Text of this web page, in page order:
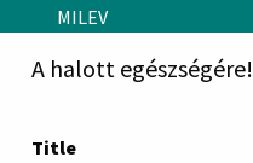
Skip to main content
MILEV
A halott egészségére!
Title